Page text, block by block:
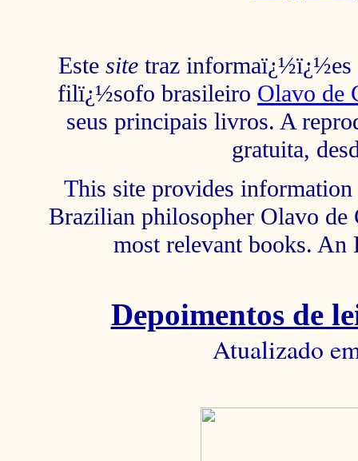
Este site traz informaï¿½ï¿½es
filï¿½sofo brasileiro Olavo de
seus principais livros. A
gratuita,
This site provides
Brazilian philosopher Olavo de
most relevant books.
Depoimentos de
Atualizado